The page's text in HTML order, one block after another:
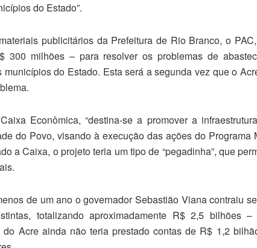
do Estado”.
publicitários da Prefeitura de Rio Branco, o
300 milhões – para resolver os problemas de
municípios do Estado. Esta será a segunda vez que o
Econômica, “destina-se a promover a
do Povo, visando à execução das ações do Programa
a Caixa, o projeto teria um tipo de “pegadinha”, que
de um ano o governador Sebastião Viana contraiu
totalizando aproximadamente R$ 2,5 bilhões
do Acre ainda não teria prestado contas de R$ 1,2